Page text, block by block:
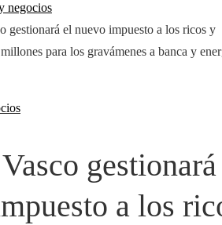
negocios
gestionará el nuevo impuesto a los ricos y
para los gravámenes a banca y
a los